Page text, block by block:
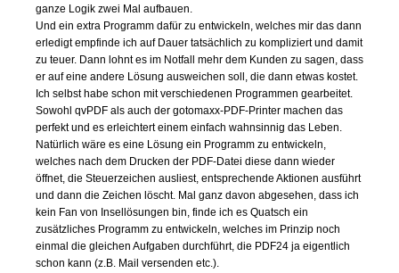
ganze Logik zwei Mal aufbauen.
Und ein extra Programm dafür zu entwickeln, welches mir das dann
erledigt empfinde ich auf Dauer tatsächlich zu kompliziert und damit
zu teuer. Dann lohnt es im Notfall mehr dem Kunden zu sagen, dass
er auf eine andere Lösung ausweichen soll, die dann etwas kostet.
Ich selbst habe schon mit verschiedenen Programmen gearbeitet.
Sowohl qvPDF als auch der gotomaxx-PDF-Printer machen das
perfekt und es erleichtert einem einfach wahnsinnig das Leben.
Natürlich wäre es eine Lösung ein Programm zu entwickeln,
welches nach dem Drucken der PDF-Datei diese dann wieder
öffnet, die Steuerzeichen ausliest, entsprechende Aktionen ausführt
und dann die Zeichen löscht. Mal ganz davon abgesehen, dass ich
kein Fan von Insellösungen bin, finde ich es Quatsch ein
zusätzliches Programm zu entwickeln, welches im Prinzip noch
einmal die gleichen Aufgaben durchführt, die PDF24 ja eigentlich
schon kann (z.B. Mail versenden etc.).